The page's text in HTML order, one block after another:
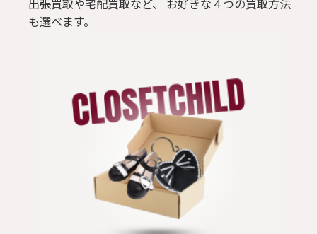
出張買取や宅配買取など、 お好きな４つの買取方法
も選べます。